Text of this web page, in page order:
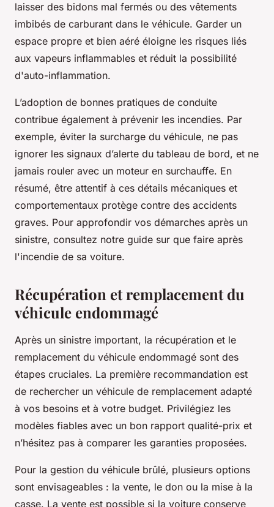
laisser des bidons mal fermés ou des vêtements
imbibés de carburant dans le véhicule. Garder un
espace propre et bien aéré éloigne les risques liés
aux vapeurs inflammables et réduit la possibilité
d'auto-inflammation.
L’adoption de bonnes pratiques de conduite
contribue également à prévenir les incendies. Par
exemple, éviter la surcharge du véhicule, ne pas
ignorer les signaux d’alerte du tableau de bord, et ne
jamais rouler avec un moteur en surchauffe. En
résumé, être attentif à ces détails mécaniques et
comportementaux protège contre des accidents
graves. Pour approfondir vos démarches après un
sinistre, consultez notre guide sur que faire après
l'incendie de sa voiture.
Récupération et remplacement du
véhicule endommagé
Après un sinistre important, la récupération et le
remplacement du véhicule endommagé sont des
étapes cruciales. La première recommandation est
de rechercher un véhicule de remplacement adapté
à vos besoins et à votre budget. Privilégiez les
modèles fiables avec un bon rapport qualité-prix et
n’hésitez pas à comparer les garanties proposées.
Pour la gestion du véhicule brûlé, plusieurs options
sont envisageables : la vente, le don ou la mise à la
casse. La vente est possible si la voiture conserve